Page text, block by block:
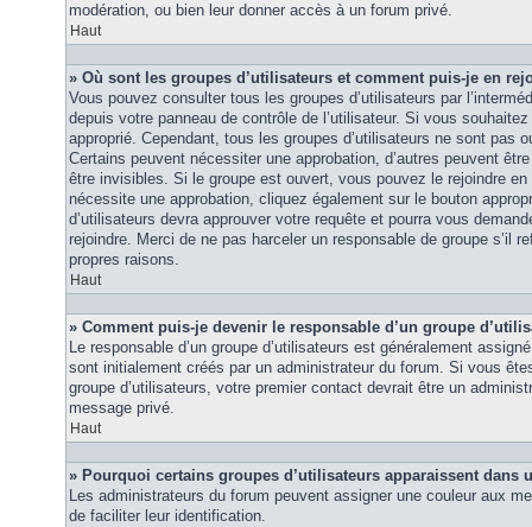
modération, ou bien leur donner accès à un forum privé.
Haut
» Où sont les groupes d’utilisateurs et comment puis-je en
Vous pouvez consulter tous les groupes d’utilisateurs par
depuis votre panneau de contrôle de l’utilisateur. Si vous
approprié. Cependant, tous les groupes d’utilisateurs ne sont pas
Certains peuvent nécessiter une approbation, d’autres peuvent
être invisibles. Si le groupe est ouvert, vous pouvez le rejoindre en
nécessite une approbation, cliquez également sur le bouton
d’utilisateurs devra approuver votre requête et pourra vous
rejoindre. Merci de ne pas harceler un responsable de groupe s’il
propres raisons.
Haut
» Comment puis-je devenir le responsable d’un groupe
Le responsable d’un groupe d’utilisateurs est généralement
sont initialement créés par un administrateur du forum. Si vous
groupe d’utilisateurs, votre premier contact devrait être un
message privé.
Haut
» Pourquoi certains groupes d’utilisateurs apparaissent dans
Les administrateurs du forum peuvent assigner une couleur aux
de faciliter leur identification.